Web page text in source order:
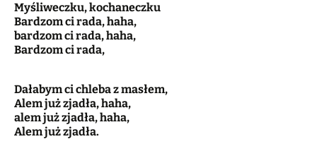
Myśliweczku, kochaneczku
Bardzom ci rada, haha,
bardzom ci rada, haha,
Bardzom ci rada,
Dałabym ci chleba z masłem,
Alem już zjadła, haha,
alem już zjadła, haha,
Alem już zjadła.